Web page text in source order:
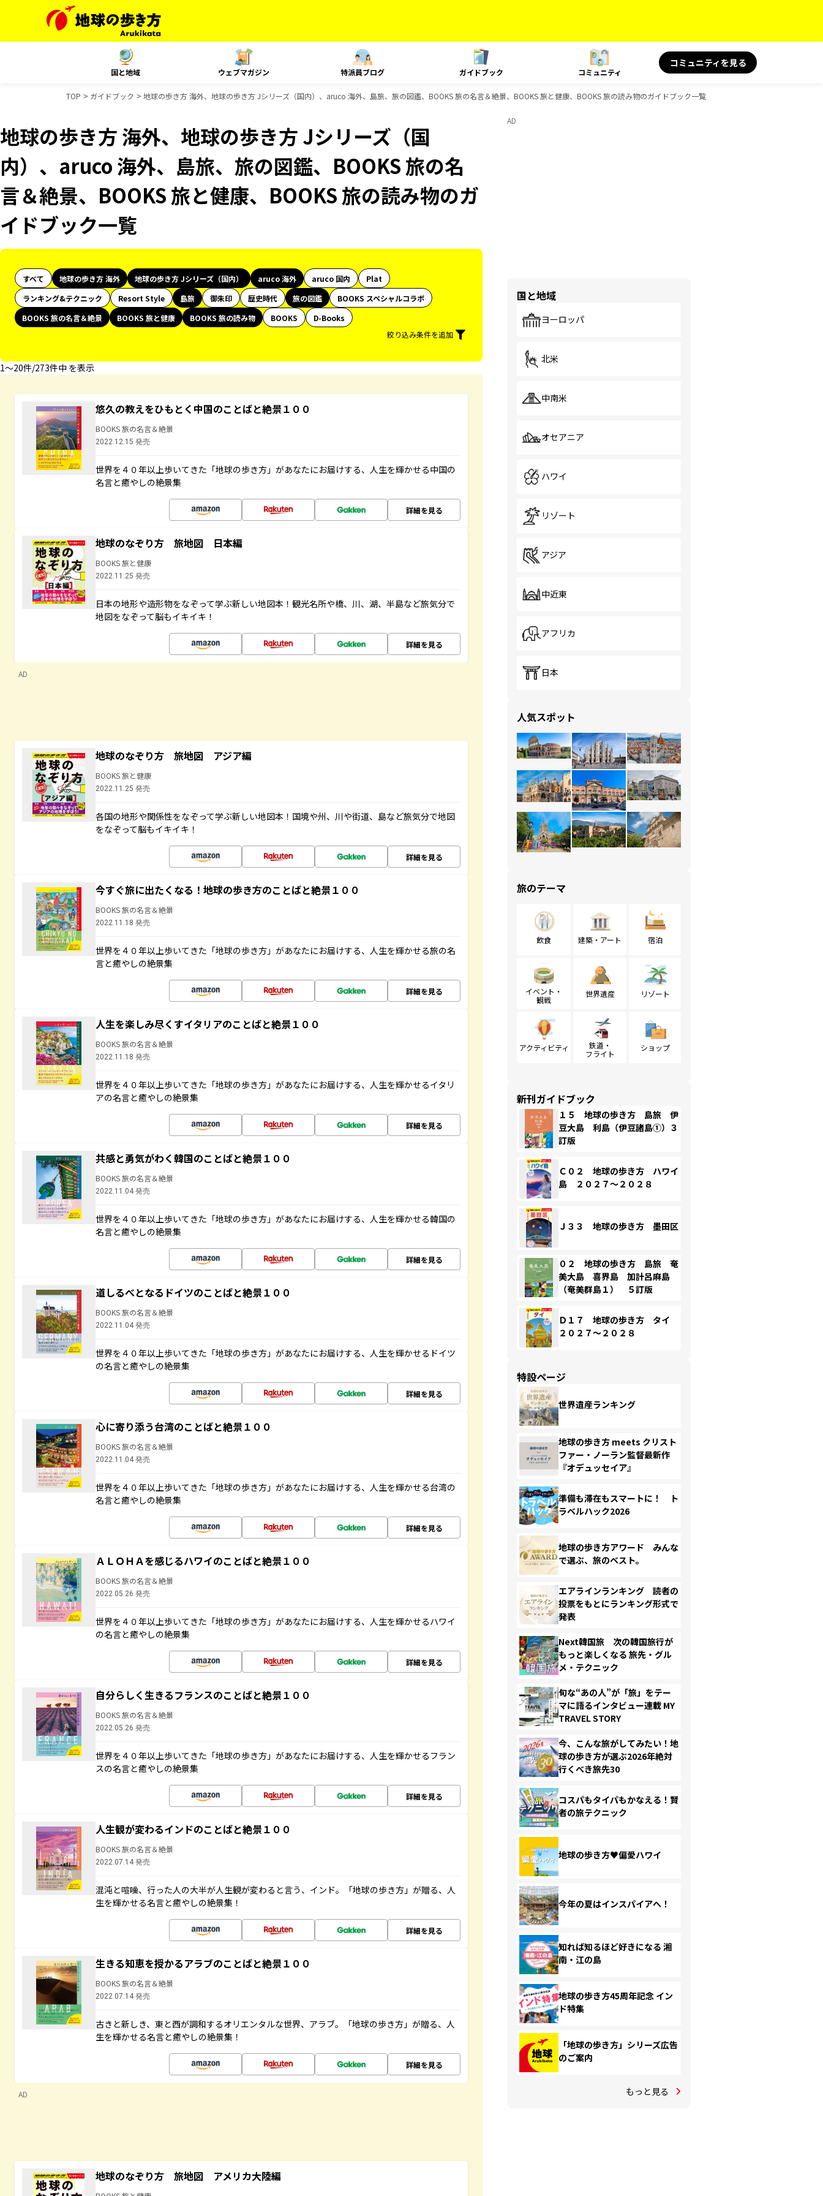
国と地域 ウェブマガジン 特派員ブログ ガイドブック コミュニティ
コミュニティを見る
TOP ガイドブック 地球の歩き方 海外、地球の歩き方 Jシリーズ（国内）、aruco 海外、島旅、旅の図鑑、BOOKS 旅の名言＆絶景、BOOKS 旅と健康、BOOKS 旅の読み物のガイドブック一覧
地球の歩き方 海外、地球の歩き方 Jシリーズ（国
内）、aruco 海外、島旅、旅の図鑑、BOOKS 旅の名
言＆絶景、BOOKS 旅と健康、BOOKS 旅の読み物のガ
イドブック一覧
すべて 地球の歩き方 海外 地球の歩き方 Jシリーズ（国内） aruco 海外 aruco 国内
Plat
ランキング&テクニック
Resort Style 島旅 御朱印 歴史時代 旅の図鑑
BOOKS スペシャルコラボ
BOOKS 旅の名言＆絶景
BOOKS 旅と健康 BOOKS 旅の読み物 BOOKS
D-Books
絞り込み条件を追加
1〜20件/273件中 を表示
悠久の教えをひもとく中国のことばと絶景１００
BOOKS 旅の名言＆絶景
2022.12.15 発売
世界を４０年以上歩いてきた「地球の歩き方」があなたにお届けする、人生を輝かせる中国の
名言と癒やしの絶景集
詳細を見る
地球のなぞり方 旅地図 日本編
BOOKS 旅と健康
2022.11.25 発売
日本の地形や造形物をなぞって学ぶ新しい地図本！観光名所や橋、川、湖、半島など旅気分で
地図をなぞって脳もイキイキ！
詳細を見る
AD
地球のなぞり方 旅地図 アジア編
BOOKS 旅と健康
2022.11.25 発売
各国の地形や関係性をなぞって学ぶ新しい地図本！国境や州、川や街道、島など旅気分で地図
をなぞって脳もイキイキ！
詳細を見る
今すぐ旅に出たくなる！地球の歩き方のことばと絶景１００
BOOKS 旅の名言＆絶景
2022.11.18 発売
世界を４０年以上歩いてきた「地球の歩き方」があなたにお届けする、人生を輝かせる旅の名
言と癒やしの絶景集
詳細を見る
人生を楽しみ尽くすイタリアのことばと絶景１００
BOOKS 旅の名言＆絶景
2022.11.18 発売
世界を４０年以上歩いてきた「地球の歩き方」があなたにお届けする、人生を輝かせるイタリ
アの名言と癒やしの絶景集
詳細を見る
共感と勇気がわく韓国のことばと絶景１００
BOOKS 旅の名言＆絶景
2022.11.04 発売
世界を４０年以上歩いてきた「地球の歩き方」があなたにお届けする、人生を輝かせる韓国の
名言と癒やしの絶景集
詳細を見る
道しるべとなるドイツのことばと絶景１００
BOOKS 旅の名言＆絶景
2022.11.04 発売
世界を４０年以上歩いてきた「地球の歩き方」があなたにお届けする、人生を輝かせるドイツ
の名言と癒やしの絶景集
詳細を見る
心に寄り添う台湾のことばと絶景１００
BOOKS 旅の名言＆絶景
2022.11.04 発売
世界を４０年以上歩いてきた「地球の歩き方」があなたにお届けする、人生を輝かせる台湾の
名言と癒やしの絶景集
詳細を見る
ＡＬＯＨＡを感じるハワイのことばと絶景１００
BOOKS 旅の名言＆絶景
2022.05.26 発売
世界を４０年以上歩いてきた「地球の歩き方」があなたにお届けする、人生を輝かせるハワイ
の名言と癒やしの絶景集
詳細を見る
自分らしく生きるフランスのことばと絶景１００
BOOKS 旅の名言＆絶景
2022.05.26 発売
世界を４０年以上歩いてきた「地球の歩き方」があなたにお届けする、人生を輝かせるフラン
スの名言と癒やしの絶景集
詳細を見る
人生観が変わるインドのことばと絶景１００
BOOKS 旅の名言＆絶景
2022.07.14 発売
混沌と喧噪、行った人の大半が人生観が変わると言う、インド。「地球の歩き方」が贈る、人
生を輝かせる名言と癒やしの絶景集！
詳細を見る
生きる知恵を授かるアラブのことばと絶景１００
BOOKS 旅の名言＆絶景
2022.07.14 発売
古きと新しき、東と西が調和するオリエンタルな世界、アラブ。「地球の歩き方」が贈る、人
生を輝かせる名言と癒やしの絶景集！
詳細を見る
AD
地球のなぞり方 旅地図 アメリカ大陸編
AD
国と地域
ヨーロッパ
北米
中南米
オセアニア
ハワイ
リゾート
アジア
中近東
アフリカ
日本
人気スポット
旅のテーマ
飲食 建築・アート 宿泊
イベント・
観戦
世界遺産 リゾート
アクティビティ
鉄道・
フライト
ショップ
新刊ガイドブック
１５ 地球の歩き方 島旅 伊
豆大島 利島（伊豆諸島①）３
訂版
Ｃ０２ 地球の歩き方 ハワイ
島 ２０２７～２０２８
Ｊ３３ 地球の歩き方 墨田区
０２ 地球の歩き方 島旅 奄
美大島 喜界島 加計呂麻島
（奄美群島１） ５訂版
Ｄ１７ 地球の歩き方 タイ
２０２７～２０２８
特設ページ
世界遺産ランキング
地球の歩き方 meets クリスト
ファー・ノーラン監督最新作
『オデュッセイア』
準備も滞在もスマートに！ ト
ラベルハック2026
地球の歩き方アワード みんな
で選ぶ、旅のベスト。
エアラインランキング 読者の
投票をもとにランキング形式で
発表
Next韓国旅 次の韓国旅行が
もっと楽しくなる 旅先・グル
メ・テクニック
旬な“あの人”が「旅」をテー
マに語るインタビュー連載 MY
TRAVEL STORY
今、こんな旅がしてみたい！地
球の歩き方が選ぶ2026年絶対
行くべき旅先30
コスパもタイパもかなえる！賢
者の旅テクニック
地球の歩き方♥偏愛ハワイ
今年の夏はインスパイアへ！
知れば知るほど好きになる 湘
南・江の島
地球の歩き方45周年記念 イン
ド特集
「地球の歩き方」シリーズ広告
のご案内
もっと見る